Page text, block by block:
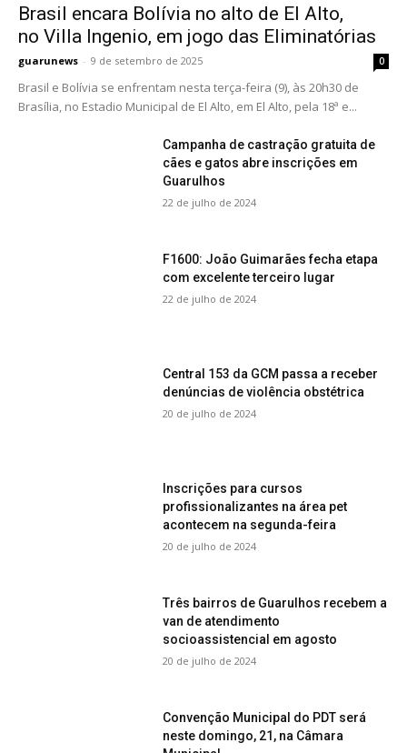
Brasil encara Bolívia no alto de El Alto,
no Villa Ingenio, em jogo das Eliminatórias
guarunews - 9 de setembro de 2025 0
Brasil e Bolívia se enfrentam nesta terça-feira (9), às 20h30 de
Brasília, no Estadio Municipal de El Alto, em El Alto, pela 18ª e...
Campanha de castração gratuita de
cães e gatos abre inscrições em
Guarulhos
22 de julho de 2024
F1600: João Guimarães fecha etapa
com excelente terceiro lugar
22 de julho de 2024
Central 153 da GCM passa a receber
denúncias de violência obstétrica
20 de julho de 2024
Inscrições para cursos
profissionalizantes na área pet
acontecem na segunda-feira
20 de julho de 2024
Três bairros de Guarulhos recebem a
van de atendimento
socioassistencial em agosto
20 de julho de 2024
Convenção Municipal do PDT será
neste domingo, 21, na Câmara